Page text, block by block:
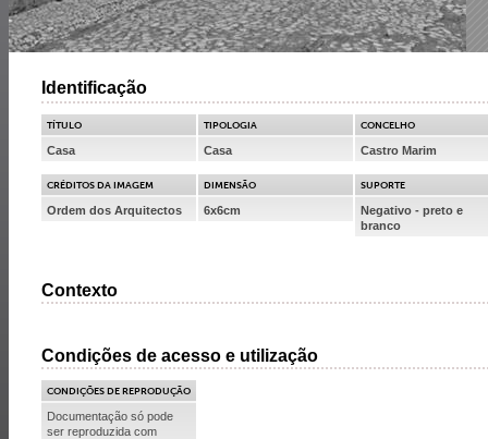
Identificação
TÍTULO
Casa
TIPOLOGIA
Casa
CONCELHO
Castro Marim
CRÉDITOS DA IMAGEM
Ordem dos Arquitectos
DIMENSÃO
6x6cm
SUPORTE
Negativo - preto e
branco
Contexto
Condições de acesso e utilização
CONDIÇÕES DE REPRODUÇÃO
Documentação só pode
ser reproduzida com